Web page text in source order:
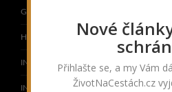
GRUZIE
HONG KONG
INDIE
INDONÉSIE
Nové
Přihlašte se, a my Vám
ŽivotNaCestách.cz